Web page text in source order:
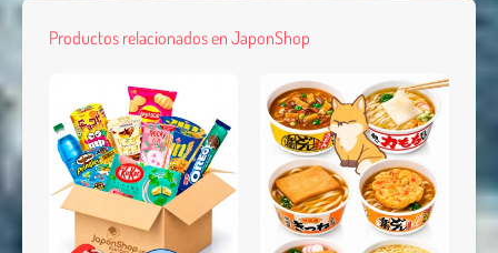
Productos relacionados en JaponShop